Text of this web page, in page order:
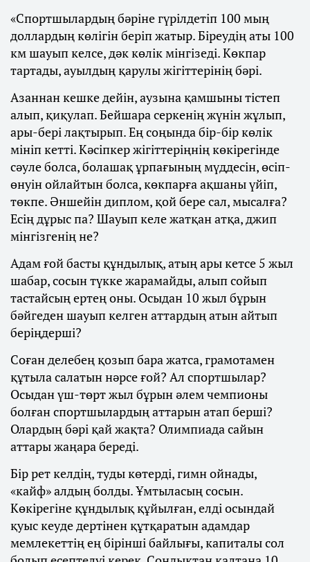
«Спортшылардың бәріне гүрілдетіп 100 мың
доллардың көлігін беріп жатыр. Біреудің аты 100
км шауып келсе, дәк көлік мінгізеді. Көкпар
тартады, ауылдың қарулы жігіттерінің бәрі.
Азаннан кешке дейін, аузына қамшыны тістеп
алып, қиқулап. Бейшара серкенің жүнін жұлып,
ары-бері лақтырып. Ең соңында бір-бір көлік
мініп кетті. Кәсіпкер жігіттеріңнің көкірегінде
сәуле болса, болашақ ұрпағының мүддесін, өсіп-
өнуін ойлайтын болса, көкпарға ақшаны үйіп,
төкпе. Әншейін диплом, қой бере сал, мысалға?
Есің дұрыс па? Шауып келе жатқан атқа, джип
мінгізгенің не?
Адам ғой басты құндылық, атың ары кетсе 5 жыл
шабар, сосын түкке жарамайды, алып сойып
тастайсың ертең оны. Осыдан 10 жыл бұрын
бәйгеден шауып келген аттардың атын айтып
беріңдерші?
Соған делебең қозып бара жатса, грамотамен
құтыла салатын нәрсе ғой? Ал спортшылар?
Осыдан үш-төрт жыл бұрын әлем чемпионы
болған спортшылардың аттарын атап берші?
Олардың бәрі қай жақта? Олимпиада сайын
аттары жаңара береді.
Бір рет келдің, туды көтерді, гимн ойнады,
«кайф» алдың болды. Ұмтыласың сосын.
Көкірегіне құндылық құйылған, елді осындай
қуыс кеуде дертінен құтқаратын адамдар
мемлекеттің ең бірінші байлығы, капиталы сол